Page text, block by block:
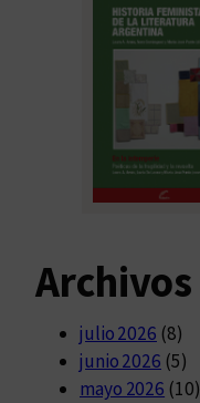
Archivos
julio 2026 (8)
junio 2026 (5)
mayo 2026 (10)